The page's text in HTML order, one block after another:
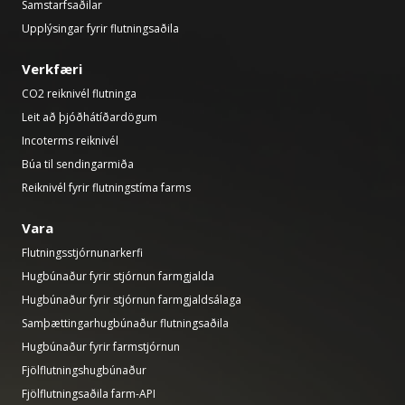
Samstarfsaðilar
Upplýsingar fyrir flutningsaðila
Verkfæri
CO2 reiknivél flutninga
Leit að þjóðhátíðardögum
Incoterms reiknivél
Búa til sendingarmiða
Reiknivél fyrir flutningstíma farms
Vara
Flutningsstjórnunarkerfi
Hugbúnaður fyrir stjórnun farmgjalda
Hugbúnaður fyrir stjórnun farmgjaldsálaga
Samþættingarhugbúnaður flutningsaðila
Hugbúnaður fyrir farmstjórnun
Fjölflutningshugbúnaður
Fjölflutningsaðila farm-API